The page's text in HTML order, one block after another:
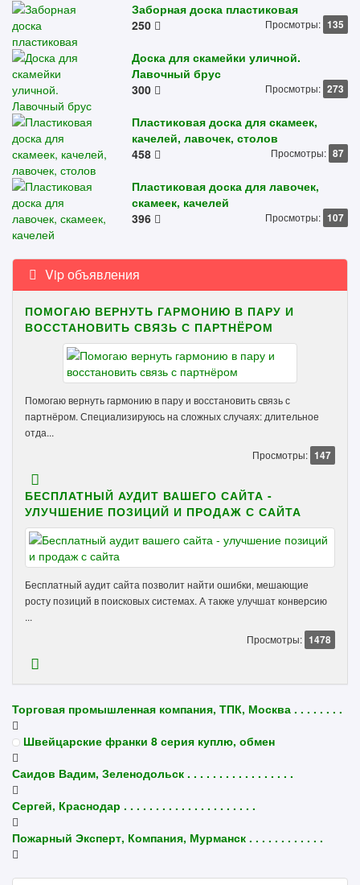
Заборная доска пластиковая
250
Просмотры: 135
Доска для скамейки уличной.
Лавочный брус
300
Просмотры: 273
Пластиковая доска для скамеек,
качелей, лавочек, столов
458
Просмотры: 87
Пластиковая доска для лавочек,
скамеек, качелей
396
Просмотры: 107
Vip объявления
ПОМОГАЮ ВЕРНУТЬ ГАРМОНИЮ В ПАРУ И
ВОССТАНОВИТЬ СВЯЗЬ С ПАРТНЁРОМ
Помогаю вернуть гармонию в пару и восстановить связь с
партнёром. Специализируюсь на сложных случаях: длительное
отда...
Просмотры: 147
БЕСПЛАТНЫЙ АУДИТ ВАШЕГО САЙТА -
УЛУЧШЕНИЕ ПОЗИЦИЙ И ПРОДАЖ С САЙТА
Бесплатный аудит сайта позволит найти ошибки, мешающие
росту позиций в поисковых системах. А также улучшат конверсию
...
Просмотры: 1478
Торговая промышленная компания, ТПК, Москва . . . . . . . .
Швейцарские франки 8 серия куплю, обмен
Саидов Вадим, Зеленодольск . . . . . . . . . . . . . . . . .
Сергей, Краснодар . . . . . . . . . . . . . . . . . . . . .
Пожарный Эксперт, Компания, Мурманск . . . . . . . . . . . .